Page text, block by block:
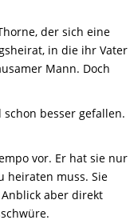
der sich eine
in die ihr Vater
Mann. Doch
besser gefallen.
vor. Er hat sie nur
heiraten muss. Sie
aber direkt